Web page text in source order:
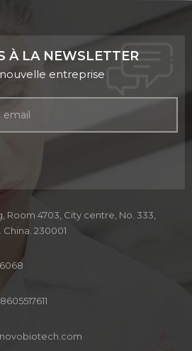
À LA NEWSLETTER
entreprise
Room 4703, City centre, No. 333,
230001